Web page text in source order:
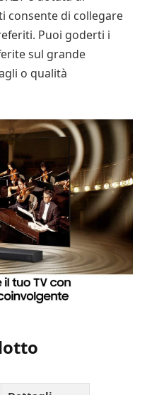
consente di collegare
Puoi goderti i
sul grande
o qualità